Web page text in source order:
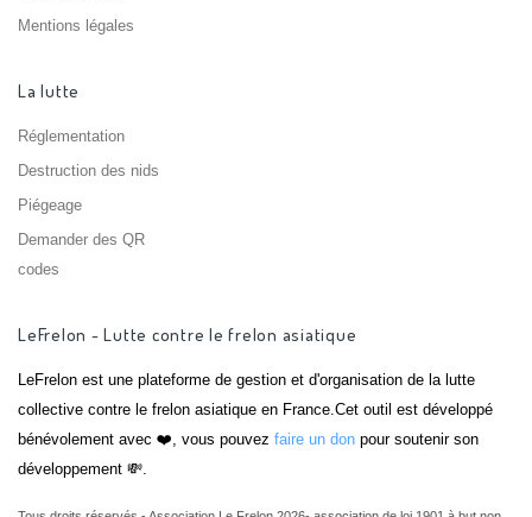
Mentions légales
La lutte
Réglementation
Destruction des nids
Piégeage
Demander des QR
codes
LeFrelon - Lutte contre le frelon asiatique
LeFrelon est une plateforme de gestion et d'organisation de la lutte
collective contre le frelon asiatique en France.Cet outil est développé
bénévolement avec ❤️, vous pouvez faire un don pour soutenir son
développement 💸.